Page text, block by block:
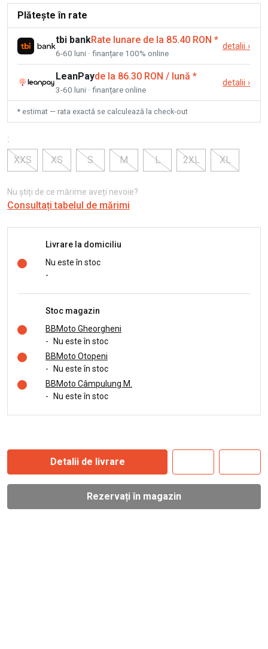
Plătește în rate
tbi bankRate lunare de la 85.40 RON *
6-60 luni · finanțare 100% online
detalii ›
LeanPayde la 86.30 RON / lună *
3-60 luni · finanțare online
detalii ›
* estimat — rata exactă se calculează la check-out
:
XXS
XS S M L 2XL XL
Nu știți de ce mărime aveți nevoie?
Consultați tabelul de mărimi
Livrare la domiciliu
Nu este în stoc
-
Stoc magazin
BBMoto Gheorgheni
-
Nu este în stoc
BBMoto Otopeni
-
Nu este în stoc
BBMoto Câmpulung M.
-
Nu este în stoc
Detalii de livrare
Rezervați în magazin